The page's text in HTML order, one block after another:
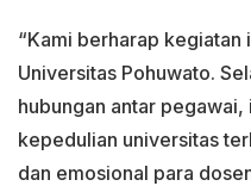
“Kami berharap kegiatan
Universitas Pohuwato.
hubungan antar
kepedulian universitas
dan emosional para